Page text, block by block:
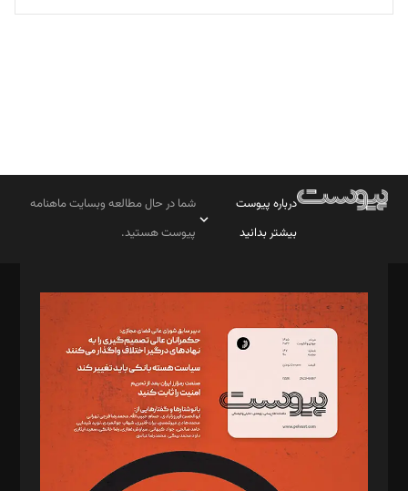
تحریریه
درباره پیوست
بیشتر بدانید
شما در حال مطالعه وبسایت ماهنامه
پیوست هستید.
مدیر مسئول: محمدباقر اثنی‌عشری
سردبیر: مهرک محمودی
دبیر تحریریه: میثم قاسمی
د‌بیر ناداستان: سمانه سمیع
د‌بیر خدمت و تجارت: ابوالفضل رجبی
د‌بیر حقوق فناوری: حسام‌الدین ایپکچی
د‌بیر پیوست جهان: مینا پاکدل
د‌بیر تحریریه آنلاین: بابک نقاش